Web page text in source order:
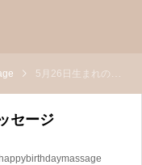
5月26日生まれのあなたへのメッセージ
セージ
happybirthdaymassage